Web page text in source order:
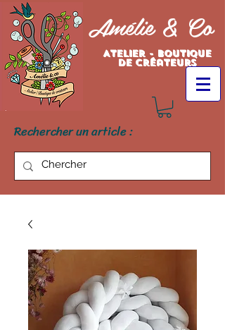
Amélie & Co
Atelier - Boutique
de créateurs
Rechercher un article :